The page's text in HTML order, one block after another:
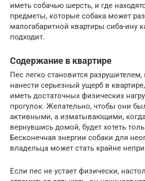
иметь собачью шерсть, и где
предметы, которые собака может
малогабаритной квартиры сиба-ину
подходит.
Содержание в квартире
Пес легко становится
нанести серьезный ущерб в
иметь достаточных физических
прогулок. Желательно, чтобы они
активными, а изматывающими,
вернувшись домой, будет хотеть
Бесконечная энергии собаки для
владельца может стать крайне
Если пес не устает физически,